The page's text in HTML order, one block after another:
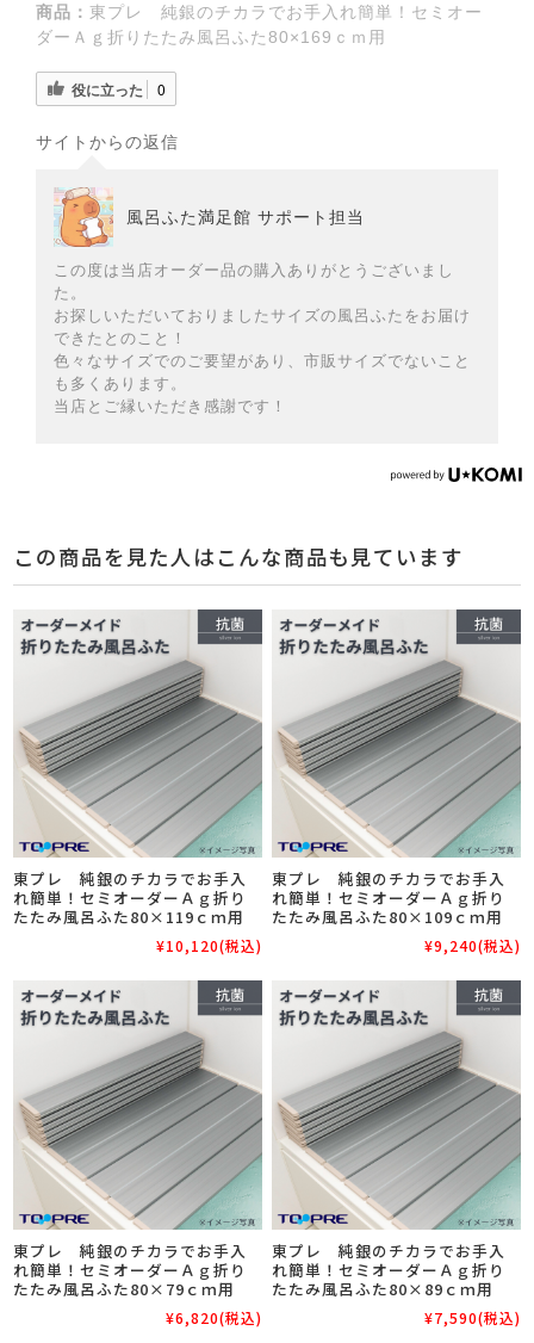
商品： 東プレ 純銀のチカラでお手入れ簡単！セミオー
ダーＡｇ折りたたみ風呂ふた80×169ｃｍ用
役に立った 0
サイトからの返信
風呂ふた満足館 サポート担当
この度は当店オーダー品の購入ありがとうございまし
た。
お探しいただいておりましたサイズの風呂ふたをお届け
できたとのこと！
色々なサイズでのご要望があり、市販サイズでないこと
も多くあります。
当店とご縁いただき感謝です！
この商品を見た人はこんな商品も見ています
東プレ 純銀のチカラでお手入
れ簡単！セミオーダーＡｇ折り
たたみ風呂ふた80×119ｃｍ用
¥10,120(税込)
東プレ 純銀のチカラでお手入
れ簡単！セミオーダーＡｇ折り
たたみ風呂ふた80×109ｃｍ用
¥9,240(税込)
東プレ 純銀のチカラでお手入
れ簡単！セミオーダーＡｇ折り
たたみ風呂ふた80×79ｃｍ用
¥6,820(税込)
東プレ 純銀のチカラでお手入
れ簡単！セミオーダーＡｇ折り
たたみ風呂ふた80×89ｃｍ用
¥7,590(税込)